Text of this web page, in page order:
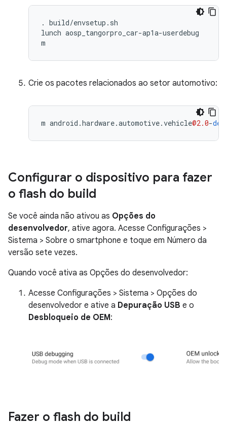
. build/envsetup.sh
lunch aosp_tangorpro_car-ap1a-userdebug
m
Crie os pacotes relacionados ao setor automotivo:
m android .hardware.automotive.vehicle@2.0-
Configurar o dispositivo para fazer
o flash do build
Se você ainda não ativou as Opções do
desenvolvedor, ative agora. Acesse Configurações >
Sistema > Sobre o smartphone e toque em Número da
versão sete vezes.
Quando você ativa as Opções do desenvolvedor:
Acesse Configurações > Sistema > Opções do
desenvolvedor e ative a Depuração USB e o
Desbloqueio de OEM:
Fazer o flash do build